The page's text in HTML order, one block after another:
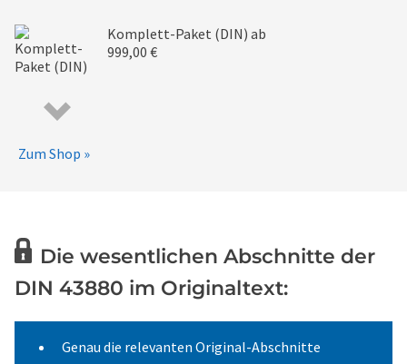
Komplett-Paket (DIN) ab
999,00 €
Zum Shop »
Die wesentlichen Abschnitte der
DIN 43880 im Originaltext:
Genau die relevanten Original-Abschnitte